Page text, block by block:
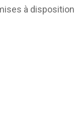
à disposition